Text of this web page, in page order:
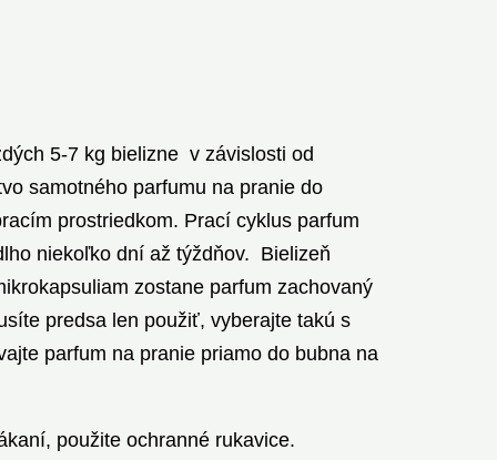
5-7 kg bielizne v závislosti od
samotného parfumu na pranie do
prostriedkom. Prací cyklus parfum
niekoľko dní až týždňov. Bielizeň
zostane parfum zachovaný
predsa len použiť, vyberajte takú s
parfum na pranie priamo do bubna na
použite ochranné rukavice.